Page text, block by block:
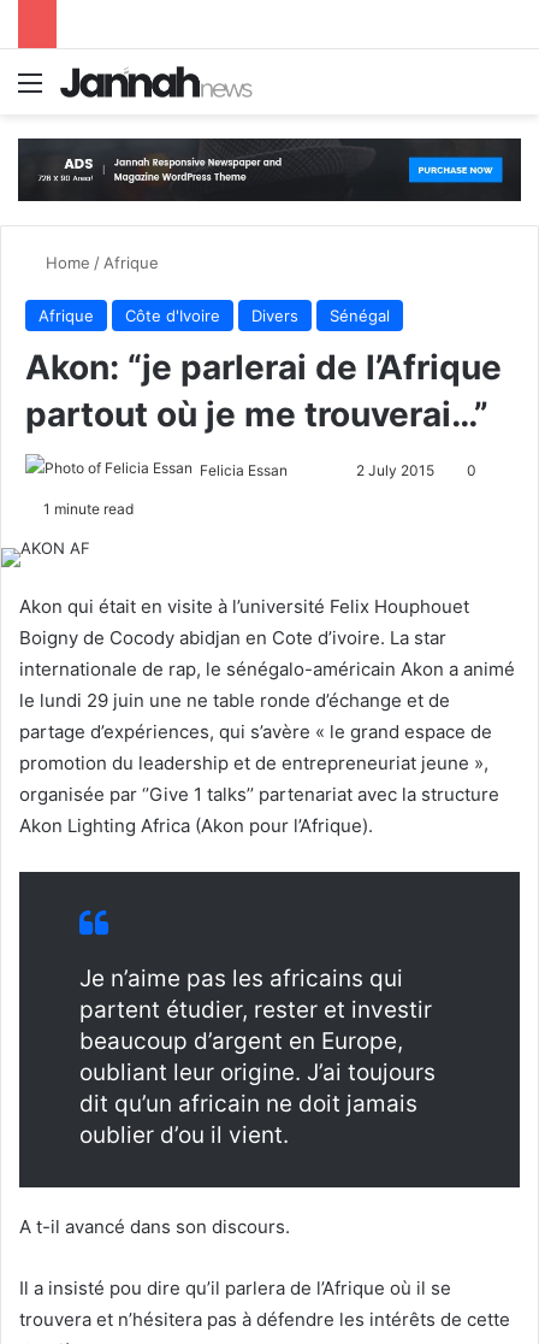
Menu
Home / Afrique
Afrique Côte d'Ivoire Divers Sénégal
Akon: “je parlerai de l’Afrique
partout où je me trouverai…”
Felicia Essan
w
o
n
X
n
e
m
a
l
2 July 2015 0
1 minute read
Akon qui était en visite à l’université Felix Houphouet
Boigny de Cocody abidjan en Cote d’ivoire. La star
internationale de rap, le sénégalo-américain Akon a animé
le lundi 29 juin une ne table ronde d’échange et de
partage d’expériences, qui s’avère « le grand espace de
promotion du leadership et de entrepreneuriat jeune »,
organisée par ‘’Give 1 talks’’ partenariat avec la structure
Akon Lighting Africa (Akon pour l’Afrique).
Je n’aime pas les africains qui
partent étudier, rester et investir
beaucoup d’argent en Europe,
oubliant leur origine. J’ai toujours
dit qu’un africain ne doit jamais
oublier d’ou il vient.
A t-il avancé dans son discours.
Il a insisté pou dire qu’il parlera de l’Afrique où il se
trouvera et n’hésitera pas à défendre les intérêts de cette